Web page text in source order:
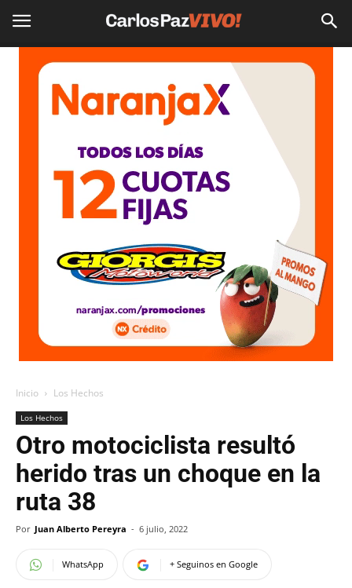
Inicio Los Hechos
Los Hechos
Otro motociclista resultó
herido tras un choque en la
ruta 38
Por Juan Alberto Pereyra - 6 julio, 2022
WhatsApp + Seguinos en Google